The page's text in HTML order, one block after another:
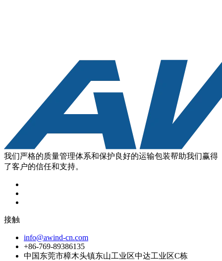
我们严格的质量管理体系和保护良好的运输包装帮助我们赢得
了客户的信任和支持。
接触
info@awind-cn.com
+86-769-89386135
中国东莞市樟木头镇东山工业区中达工业区C栋